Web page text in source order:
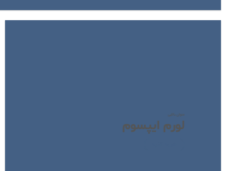
عنوان بالایی
لورم ایپسوم